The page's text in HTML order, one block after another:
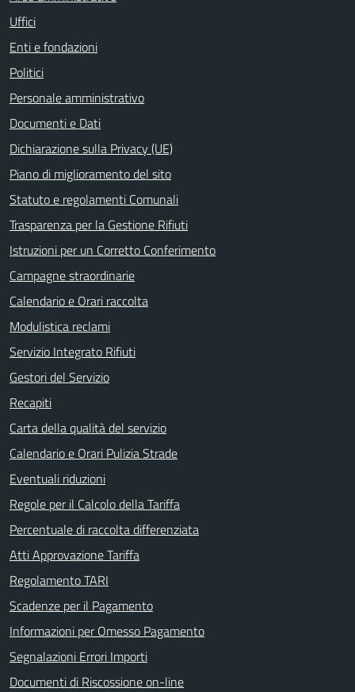
Uffici
Enti e fondazioni
Politici
Personale amministrativo
Documenti e Dati
Dichiarazione sulla Privacy (UE)
Piano di miglioramento del sito
Statuto e regolamenti Comunali
Trasparenza per la Gestione Rifiuti
Istruzioni per un Corretto Conferimento
Campagne straordinarie
Calendario e Orari raccolta
Modulistica reclami
Servizio Integrato Rifiuti
Gestori del Servizio
Recapiti
Carta della qualità del servizio
Calendario e Orari Pulizia Strade
Eventuali riduzioni
Regole per il Calcolo della Tariffa
Percentuale di raccolta differenziata
Atti Approvazione Tariffa
Regolamento TARI
Scadenze per il Pagamento
Informazioni per Omesso Pagamento
Segnalazioni Errori Importi
Documenti di Riscossione on-line